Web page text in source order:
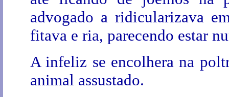
advogado a ridicularizava
fitava e ria, parecendo estar
A infeliz se encolhera na
animal assustado.